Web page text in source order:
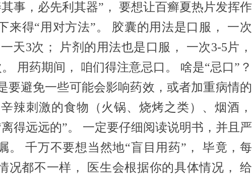
事，必先利其器”， 要想让百癣夏热片发挥作
来得“用对方法”。 胶囊的用法是口服， 一次
天3次； 片剂的用法也是口服， 一次3-5片，
用药期间， 咱们得注意忌口。 啥是“忌口”？
要避免一些可能会影响药效，或者加重病情的
辣刺激的食物（火锅、烧烤之类）、烟酒，
得远远的”。 一定要仔细阅读说明书，并且严
。 千万不要想当然地“盲目用药”， 毕竟，每
况都不一样， 医生会根据你的具体情况， 给